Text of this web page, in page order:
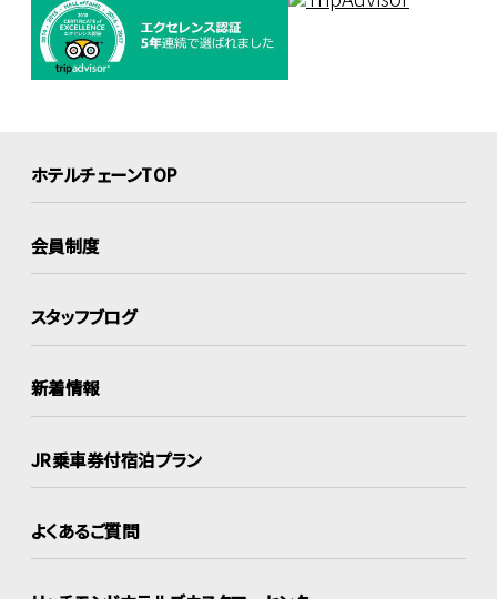
ホテルチェーンTOP
会員制度
スタッフブログ
新着情報
JR乗車券付宿泊プラン
よくあるご質問